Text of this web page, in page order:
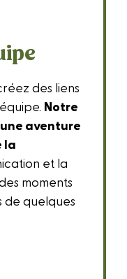
des liens
Notre
aventure
la
et la
moments
de quelques